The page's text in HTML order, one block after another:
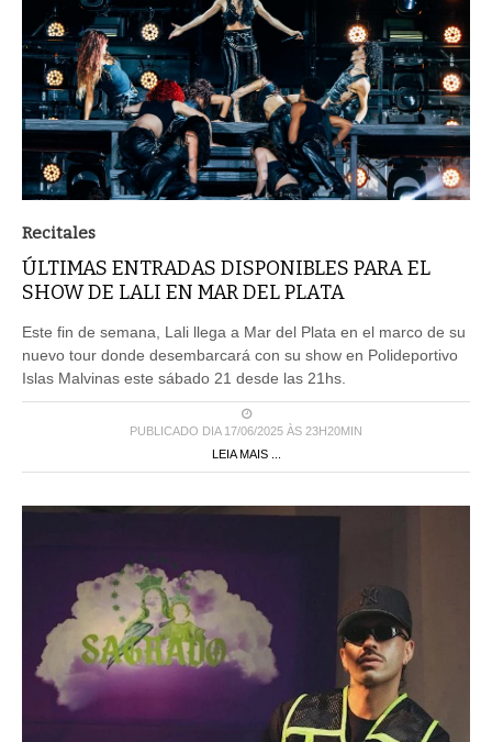
Recitales
ÚLTIMAS ENTRADAS DISPONIBLES PARA EL
SHOW DE LALI EN MAR DEL PLATA
Este fin de semana, Lali llega a Mar del Plata en el marco de su
nuevo tour donde desembarcará con su show en Polideportivo
Islas Malvinas este sábado 21 desde las 21hs.
PUBLICADO DIA 17/06/2025 ÀS 23H20MIN
LEIA MAIS ...